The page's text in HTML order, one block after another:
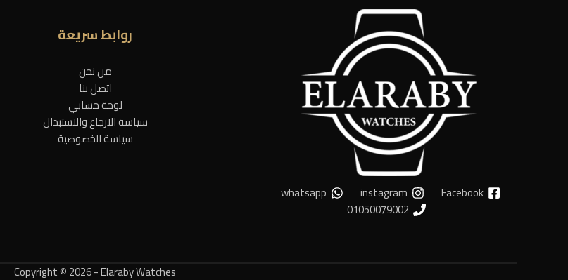
Facebook
instagram
whatsapp
01050079002
روابط سريعة
من نحن
اتصل بنا
لوحة حسابي
سياسة الارجاع والاستبدال
سياسة الخصوصية
Copyright © 2026 - Elaraby Watches